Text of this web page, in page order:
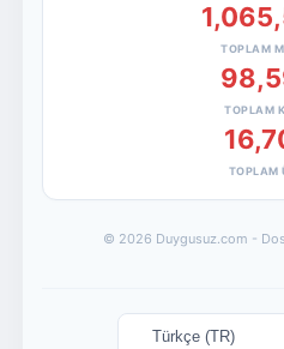
TOPLAM
TOPLAM
TOPLAM
© 2026 Duygusuz.com -